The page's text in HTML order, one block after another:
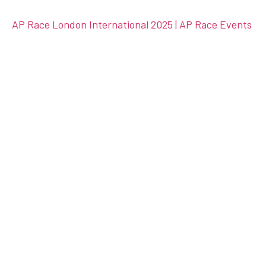
AP Race London International 2025 | AP Race Events